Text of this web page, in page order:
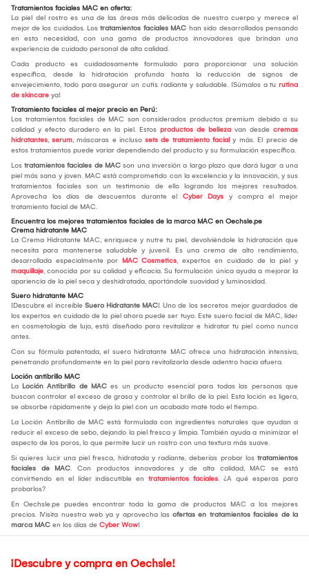
Tratamientos faciales MAC en oferta:
La piel del rostro es una de las áreas más delicadas de nuestro cuerpo y merece el
mejor de los cuidados. Los tratamientos faciales MAC han sido desarrollados pensando
en esta necesidad, con una gama de productos innovadores que brindan una
experiencia de cuidado personal de alta calidad.
Cada producto es cuidadosamente formulado para proporcionar una solución
específica, desde la hidratación profunda hasta la reducción de signos de
envejecimiento, todo para asegurar un cutis radiante y saludable. ¡Súmalos a tu rutina
de skincare ya!
Tratamiento faciales al mejor precio en Perú:
Los tratamientos faciales de MAC son considerados productos premium debido a su
calidad y efecto duradero en la piel. Estos productos de belleza van desde cremas
hidratantes, serum, máscaras e incluso sets de tratamiento facial y más. El precio de
estos tratamientos puede variar dependiendo del producto y su formulación específica.
Los tratamientos faciales de MAC son una inversión a largo plazo que dará lugar a una
piel más sana y joven. MAC está comprometido con la excelencia y la innovación, y sus
tratamientos faciales son un testimonio de ello logrando los mejores resultados.
Aprovecha los días de descuentos durante el Cyber Days y compra el mejor
tratamiento facial de MAC.
Encuentra los mejores tratamientos faciales de la marca MAC en Oechsle.pe
Crema hidratante MAC
La Crema Hidratante MAC, enriquece y nutre tu piel, devolviéndole la hidratación que
necesita para mantenerse saludable y juvenil. Es una crema de alto rendimiento,
desarrollada especialmente por MAC Cosmetics, expertos en cuidado de la piel y
maquillaje, conocida por su calidad y eficacia. Su formulación única ayuda a mejorar la
apariencia de la piel seca y deshidratada, aportándole suavidad y luminosidad.
Suero hidratante MAC
¡Descubre el increíble Suero Hidratante MAC! Uno de los secretos mejor guardados de
los expertos en cuidado de la piel ahora puede ser tuyo. Este suero facial de MAC, líder
en cosmetología de lujo, está diseñado para revitalizar e hidratar tu piel como nunca
antes.
Con su fórmula patentada, el suero hidratante MAC ofrece una hidratación intensiva,
penetrando profundamente en la piel para revitalizarla desde adentro hacia afuera.
Loción antibrillo MAC
La Loción Antibrillo de MAC es un producto esencial para todas las personas que
buscan controlar el exceso de grasa y controlar el brillo de la piel. Esta loción es ligera,
se absorbe rápidamente y deja la piel con un acabado mate todo el tiempo.
La Loción Antibrillo de MAC está formulada con ingredientes naturales que ayudan a
reducir el exceso de sebo, dejando la piel fresca y limpia. También ayuda a minimizar el
aspecto de los poros, lo que permite lucir un rostro con una textura más suave.
Si quieres lucir una piel fresca, hidratada y radiante, deberías probar los tratamientos
faciales de MAC. Con productos innovadores y de alta calidad, MAC se está
convirtiendo en el líder indiscutible en tratamientos faciales. ¿A qué esperas para
probarlos?
En Oechsle.pe puedes encontrar toda la gama de productos MAC a los mejores
precios. ¡Visita nuestra web ya y aprovecha las ofertas en tratamientos faciales de la
marca MAC en los días de Cyber Wow!
¡Descubre y compra en Oechsle!